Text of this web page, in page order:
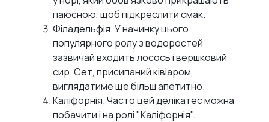
паюсною, щоб підкреслити смак.
Філадельфія. У начинку цього
популярного ролу з водоростей
зазвичай входить лосось і вершковий
сир. Сет, присипаний ківіаром,
виглядатиме ще більш апетитно.
Каліфорнія. Часто цей делікатес можна
побачити і на ролі "Каліфорнія".